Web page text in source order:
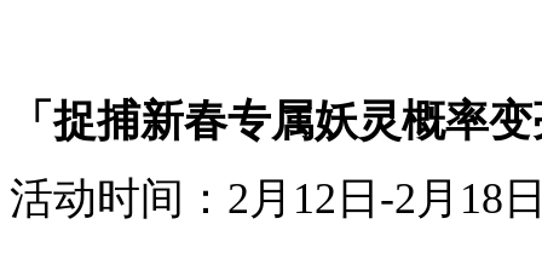
「捉捕新春专属妖灵概率
活动时间： 2 月 12 日-2 月 18